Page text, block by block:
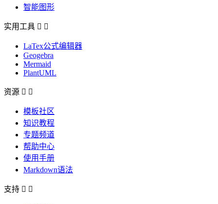
智能图形
实用工具  
LaTex公式编辑器
Geogebra
Mermaid
PlantUML
资源  
模板社区
知识教程
专题频道
帮助中心
使用手册
Markdown语法
支持  